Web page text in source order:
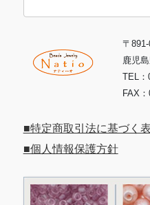
索:
〒
鹿児
TEL：
FAX
■特定商取引法に基づく
■個人情報保護方針